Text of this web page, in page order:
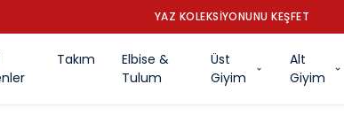
YAZ KOLEKSİYONUNU KEŞFET
Takım
Elbise &
Tulum
Üst
Giyim
Alt
Giyim